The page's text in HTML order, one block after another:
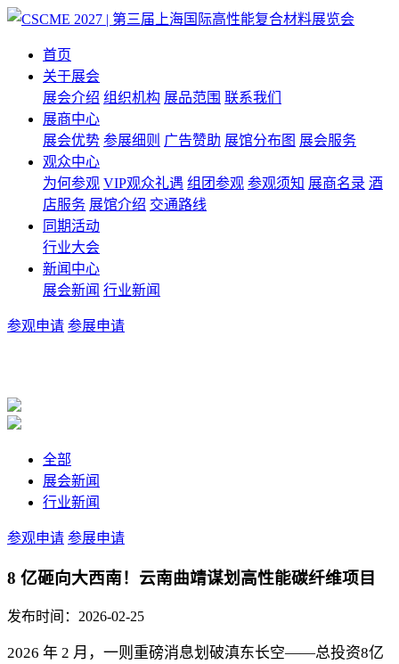
首页
关于展会
展会介绍 组织机构 展品范围 联系我们
展商中心
展会优势 参展细则 广告赞助 展馆分布图 展会服务
观众中心
为何参观 VIP观众礼遇 组团参观 参观须知 展商名录 酒
店服务 展馆介绍 交通路线
同期活动
行业大会
新闻中心
展会新闻 行业新闻
参观申请 参展申请
全部
展会新闻
行业新闻
参观申请 参展申请
8 亿砸向大西南！云南曲靖谋划高性能碳纤维项目
发布时间：2026-02-25
2026 年 2 月，一则重磅消息划破滇东长空——总投资8亿